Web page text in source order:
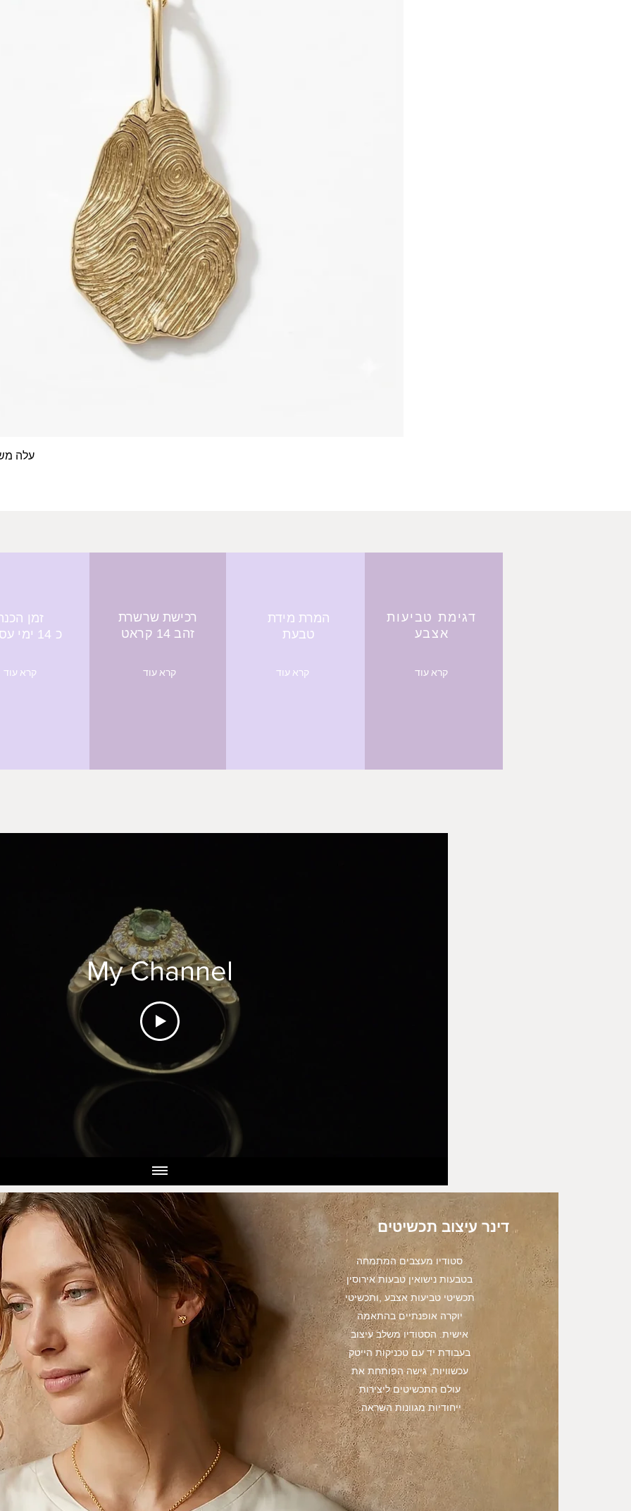
עלה משפחה- 4 טביעות
זמן
כ 14 ימי עסקים
קרא עוד
רכישת שרשרת
זהב 14 קראט
קרא עוד
המרת מידת
טבעת
קרא עוד
דגימת טביעות
אצבע
קרא עוד
My Channel
סטודיו מעצבים המתמחה
בטבעות נישואין טבעות אירוסין
תכשיטי טביעות אצבע ,ותכשיטי
יוקרה אופנתיים בהתאמה
אישית. הסטודיו משלב עיצוב
בעבודת יד עם טכניקות הייטק
עכשוויות, גישה הפותחת את
עולם התכשיטים ליצירות
ייחודיות מגוונות השראה.
דינר עיצוב תכשיטים